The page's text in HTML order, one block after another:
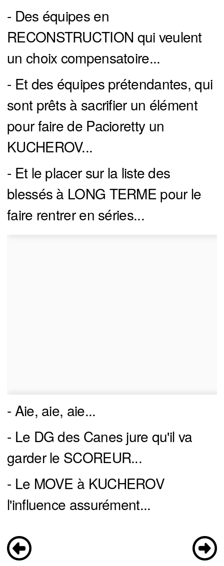
- Des équipes en
RECONSTRUCTION qui veulent
un choix compensatoire...
- Et des équipes prétendantes, qui
sont prêts à sacrifier un élément
pour faire de Pacioretty un
KUCHEROV...
- Et le placer sur la liste des
blessés à LONG TERME pour le
faire rentrer en séries...
- Aie, aie, aie...
- Le DG des Canes jure qu'il va
garder le SCOREUR...
- Le MOVE à KUCHEROV
l'influence assurément...